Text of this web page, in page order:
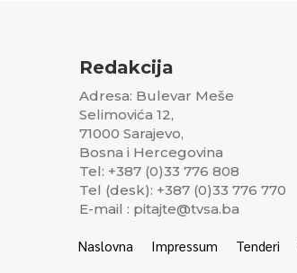
Redakcija
Adresa: Bulevar Meše
Selimovića 12,
71000 Sarajevo,
Bosna i Hercegovina
Tel: +387 (0)33 776 808
Tel (desk): +387 (0)33 776 770
E-mail : pitajte@tvsa.ba
Naslovna Impressum Tenderi